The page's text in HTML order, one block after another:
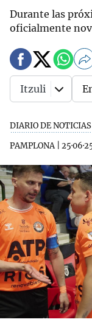
Durante las
oficialmente
DIARIO DE NOTICIAS
PAMPLONA|
Itzuli